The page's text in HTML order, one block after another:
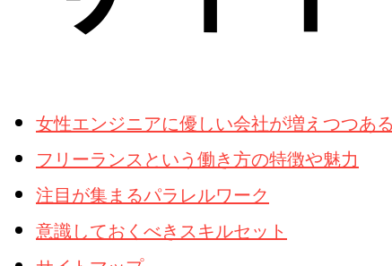
女性エンジニアに優しい会社が増えつつあ
フリーランスという働き方の特徴や魅力
注目が集まるパラレルワーク
意識しておくべきスキルセット